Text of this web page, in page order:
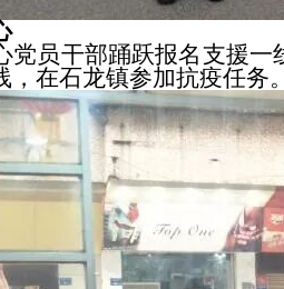
干部踊跃报名支援一
，在石龙镇参加抗疫任务